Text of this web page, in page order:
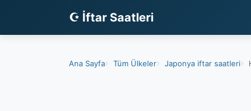
☪ İftar Saatleri
Ana Sayfa Tüm Ülkeler Japonya iftar saatleri